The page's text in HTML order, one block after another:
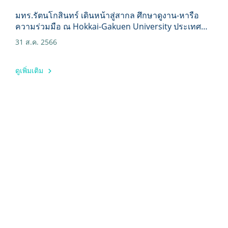
มทร.รัตนโกสินทร์ เดินหน้าสู่สากล ศึกษาดูงาน-หารือ
ความร่วมมือ ณ Hokkai-Gakuen University ประเทศ
ญี่ปุ่น
31 ส.ค. 2566
ดูเพิ่มเติม